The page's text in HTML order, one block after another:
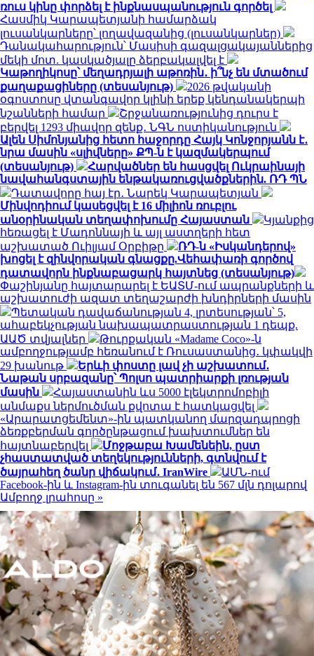
ռուս կինը փորձել է ինքնասպանություն գործել
Հասմիկ Կարապետյանի համարձակ
լուսանկարները՝ լողավազանից (լուսանկարներ)
Դանակահարություն՝ Մասիսի գազալցակայաններից
մեկի մոտ. կասկածյալը ձերբակալվել է
Կաթողիկոսը՝ մեղադրյալի աթոռին․ ի՞նչ են մտածում
քաղաքացիները (տեսանյութ)
2026 թվականի
օգոստոսը վտանգավոր կլինի երեք կենդանակերպի
նշանների համար
Շրջանառությունից դուրս է
բերվել 1293 միավոր զենք․ ՆԳՆ ոստիկանություն
Ալեն Սիմոնյանից հետո հաջորդը Հայկ Կոնջորյանն է․
նրա մասին «սլիվները» ՔՊ-ն է կազմակերպում
(տեսանյութ)
Հարվածներ են հասցվել Ուկրաինայի
նավահանգստային ենթակառուցվածքներին. ՌԴ ՊՆ
Դատավորը հայ էր․ Նարեկ Կարապետյան
Մինվոդիում կասեցվել է 16 միլիոն ռուբլու
անօրինական տեղափոխումը Հայաստան
Կյանքից
հեռացել է Մադոննայի և այլ աստղերի հետ
աշխատած Ուիլյամ Օրբիթը
ՌԴ-ն «Իսկանդերով»
խոցել է զինվորական գնացքը.Վեհափառի գործով
դատավորն ինքնաբացարկ հայտնեց (տեսանյութ)
Փաշինյանը հայտարարել է ԵԱՏՄ-ում ապրանքների և
աշխատուժի ազատ տեղաշարժի խնդիրների մասին
Պետական դավաճանության 4, լրտեսության՝ 5,
ահաբեկչության նախապատրաստության 1 դեպք.
ԱԱԾ տվյալներ
Թուրքական «Madame Coco»-ն
ամբողջությամբ հեռանում է Ռուսաստանից․ կփակվի
29 խանութ
Երևի փոստը լավ չի աշխատում․
Նաթան սրբազանը՝ Պոլսո պատրիարքի լռության
մասին
Հայաստանին ևս 5000 էլեկտրոմոբիլի
անմաքս ներմուծման քվոտա է հատկացվել
«Արարատցեմենտ»-ին պատկանող մարզադպրոցի
ձեռքբերման գործընթացում խախտումներ են
հայտնաբերվել
Մոջթաբա Խամենեին, ըստ
չհաստատված տեղեկությունների, գտնվում է
ծայրահեղ ծանր վիճակում․ IranWire
ԱՄՆ-ում
Facebook-ին և Instagram-ին տուգանել են 567 մլն դոլարով
Ամբողջ լրահոսը »